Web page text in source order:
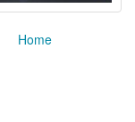
Home